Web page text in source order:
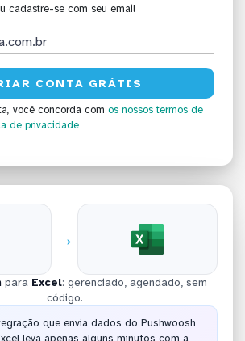
cadastre-se com seu email
você concorda com os nossos termos de
de privacidade
→
para Excel: gerenciado, agendado, sem
código.
que envia dados do Pushwoosh
leva apenas alguns minutos com a